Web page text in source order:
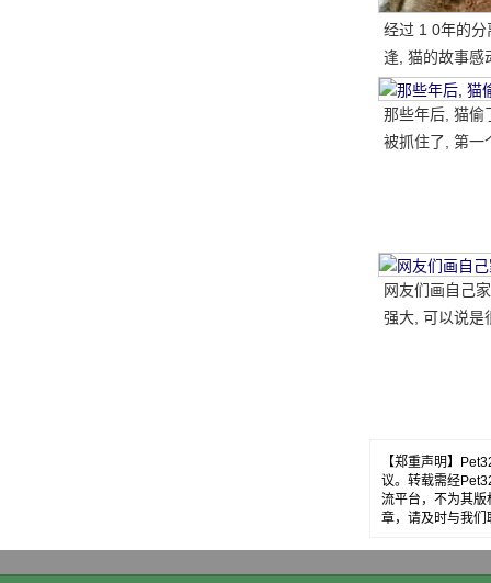
经过 1 0年的分
逢, 猫的故事感
国网民
那些年后, 猫偷
被抓住了, 第一
网友们画自己
强大, 可以说是
【郑重声明】
议。转载需经
流平台，不为其
章，请及时与我